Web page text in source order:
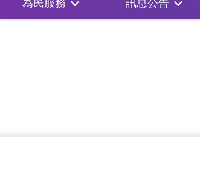
為民服務 訊息公告